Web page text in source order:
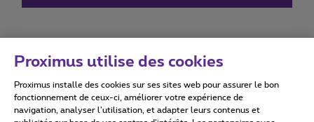
Conditions d'utilisation Accessibility statement
Proximus utilise des cookies
Proximus installe des cookies sur ses sites web pour assurer le bon
fonctionnement de ceux-ci, améliorer votre expérience de
navigation, analyser l’utilisation, et adapter leurs contenus et